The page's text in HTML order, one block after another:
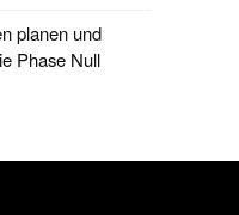
planen und
Phase Null